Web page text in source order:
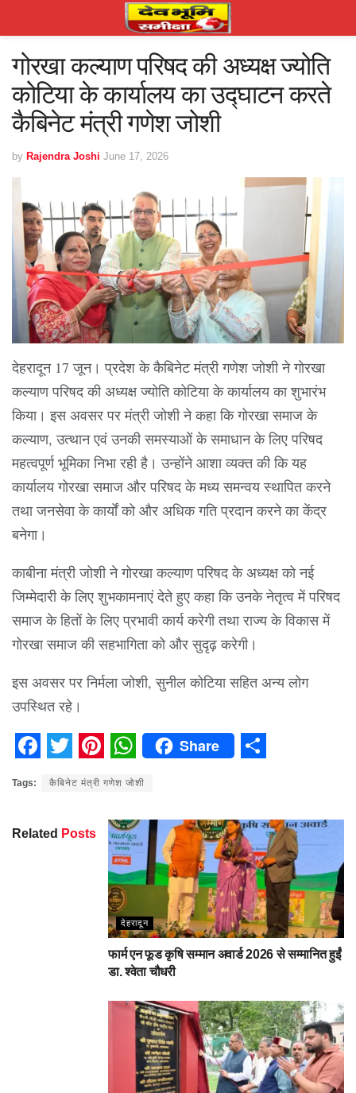
गोरखा कल्याण परिषद की अध्यक्ष ज्योति
कोटिया के कार्यालय का उद्घाटन करते
कैबिनेट मंत्री गणेश जोशी
by Rajendra Joshi June 17, 2026
देहरादून 17 जून। प्रदेश के कैबिनेट मंत्री गणेश जोशी ने गोरखा
कल्याण परिषद की अध्यक्ष ज्योति कोटिया के कार्यालय का शुभारंभ
किया। इस अवसर पर मंत्री जोशी ने कहा कि गोरखा समाज के
कल्याण, उत्थान एवं उनकी समस्याओं के समाधान के लिए परिषद
महत्वपूर्ण भूमिका निभा रही है। उन्होंने आशा व्यक्त की कि यह
कार्यालय गोरखा समाज और परिषद के मध्य समन्वय स्थापित करने
तथा जनसेवा के कार्यों को और अधिक गति प्रदान करने का केंद्र
बनेगा।
काबीना मंत्री जोशी ने गोरखा कल्याण परिषद के अध्यक्ष को नई
जिम्मेदारी के लिए शुभकामनाएं देते हुए कहा कि उनके नेतृत्व में परिषद
समाज के हितों के लिए प्रभावी कार्य करेगी तथा राज्य के विकास में
गोरखा समाज की सहभागिता को और सुदृढ़ करेगी।
इस अवसर पर निर्मला जोशी, सुनील कोटिया सहित अन्य लोग
उपस्थित रहे।
Facebook
TwitterPinterest
WhatsApp
Share
Tags: कैबिनेट मंत्री गणेश जोशी
Related Posts
देहरादून
फार्म एन फूड कृषि सम्मान अवार्ड 2026 से सम्मानित हुईं
डा. श्वेता चौधरी